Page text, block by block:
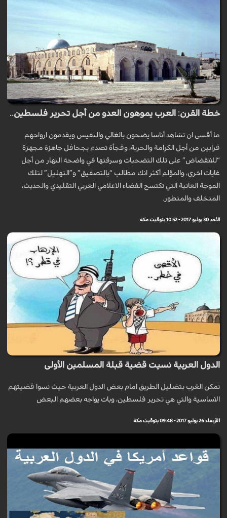
خطة القرن: العرب يموهون العدو من أجل تحرير فلسطين..
ما أقسى ان تشاهد أناسا يضحون بالغالي والنفيس ويقدمون ارواحهم
قرابين من أجل الكرامة والحرية، وفجأة تصدم بجحافل جاهزة مجهزة
“للانقضاض” على تلك التضحيات وسرقتها في واضحة النهار من أجل
غايات اخرى، والمؤلم أكثر انك مطالب “بالتصفيق” و”التهليل” لتلك
الموجة العاتية التي تكتسح الفضاء الاعلامي العربي التقليدي والحديث،
المتخلف والمتطور.
الأحد 30 يوليو 2017 - 10:52 بتوقيت مكة
الدول العربية نسيت قضية قبلة المسلمين الأولى
تمكن الغرب بتضليل الطريق امام بعض الدول العربية حيث نسوا قضيتهم
الاساسية والتي هي تحرير فلسطين، وبات يواجه بعضهم البعض
الأربعاء 26 يوليو 2017 - 09:48 بتوقيت مكة